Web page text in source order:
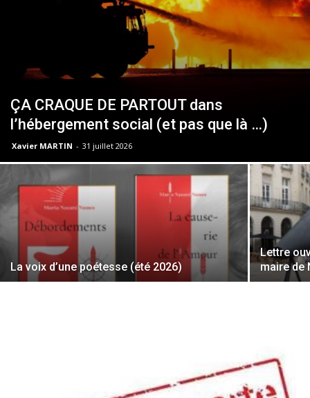
voix
ÇA CRAQUE DE PARTOUT dans
l’hébergement social (et pas que là …)
Xavier MARTIN - 31 juillet 2026
La voix d’une poétesse (été 2026)
Lettre
maire de